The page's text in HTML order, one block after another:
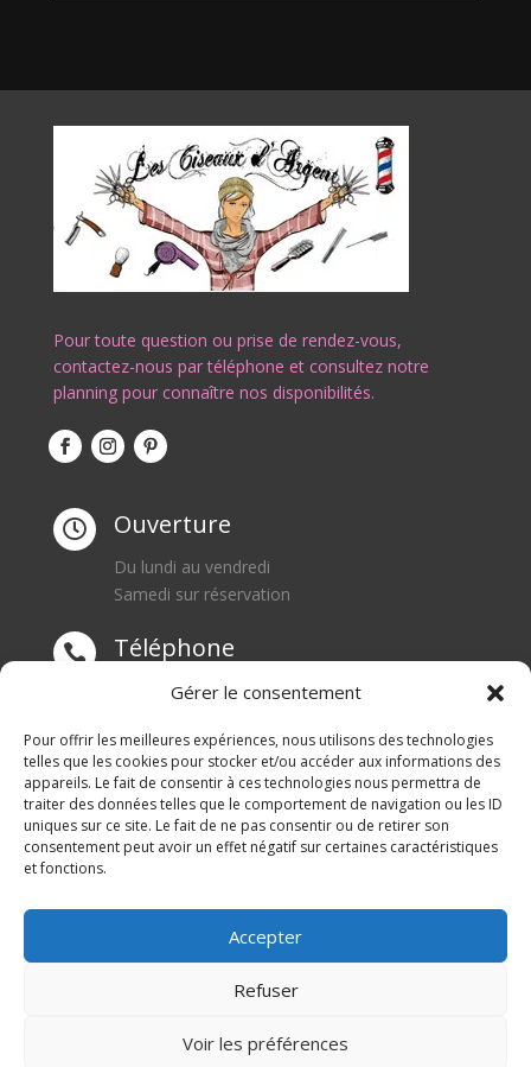
Gérer le consentement
Pour offrir les meilleures expériences, nous utilisons des technologies
telles que les cookies pour stocker et/ou accéder aux informations des
appareils. Le fait de consentir à ces technologies nous permettra de
traiter des données telles que le comportement de navigation ou les ID
uniques sur ce site. Le fait de ne pas consentir ou de retirer son
consentement peut avoir un effet négatif sur certaines caractéristiques
et fonctions.
Accepter
Refuser
Voir les préférences
Pour toute question ou prise de rendez-vous,
contactez-nous par téléphone et consultez notre
planning pour connaître nos disponibilités.
 Ouverture
Du lundi au vendredi
Samedi sur réservation
 Téléphone
0668550471
 Adresse
1 rue du Blanc Poirier
70110 SENARGENT MIGNAFANS
droits réservés –Blog